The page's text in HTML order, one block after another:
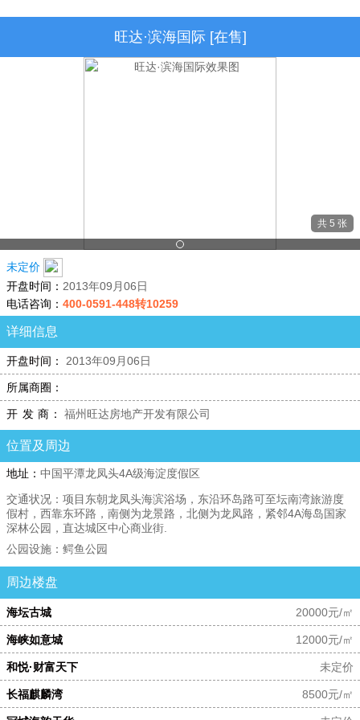
旺达·滨海国际 [在售]
共 5 张
未定价
开盘时间： 2013年09月06日
电话咨询： 400-0591-448转10259
详细信息
开盘时间： 2013年09月06日
所属商圈：
开 发 商： 福州旺达房地产开发有限公司
位置及周边
地址： 中国平潭龙凤头4A级海淀度假区
交通状况： 项目东朝龙凤头海滨浴场，东沿环岛路可至坛南湾旅游度
假村，西靠东环路，南侧为龙景路，北侧为龙凤路，紧邻4A海岛国家
深林公园，直达城区中心商业街.
公园设施： 鳄鱼公园
周边楼盘
海坛古城 20000元/㎡
海峡如意城 12000元/㎡
和悦·财富天下 未定价
长福麒麟湾 8500元/㎡